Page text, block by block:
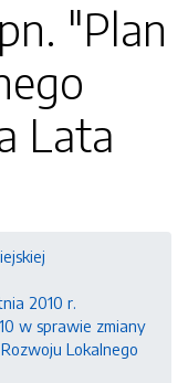
"Plan
Lata
2010 r.
w sprawie zmiany
Lokalnego